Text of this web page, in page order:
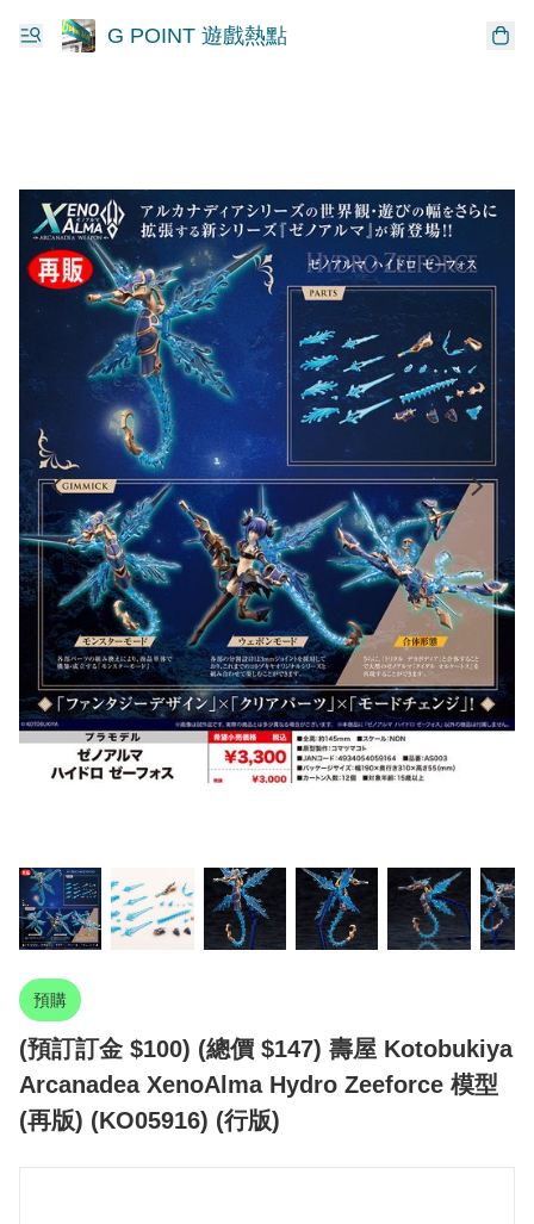
G POINT 遊戲熱點
預購
(預訂訂金 $100) (總價 $147) 壽屋 Kotobukiya
Arcanadea XenoAlma Hydro Zeeforce 模型
(再版) (KO05916) (行版)